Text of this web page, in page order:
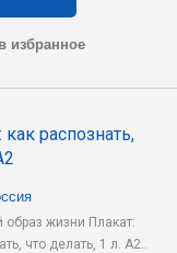
избранное
распознать,
жизни Плакат:
что делать, 1 л. А2..